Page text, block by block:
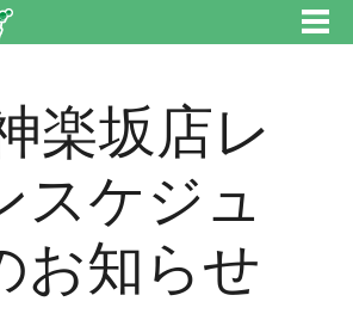
ン！
楽坂店レ
スケジュ
お知らせ